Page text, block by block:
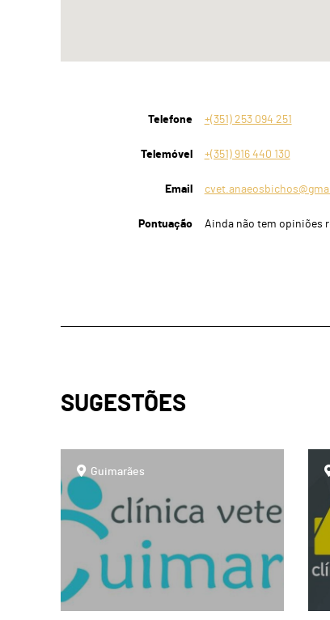
Telefone +(351) 253 094 251
Telemóvel +(351) 916 440 130
Email
Pontuação Ainda não tem opiniões
SUGESTÕES
pageGuimarães